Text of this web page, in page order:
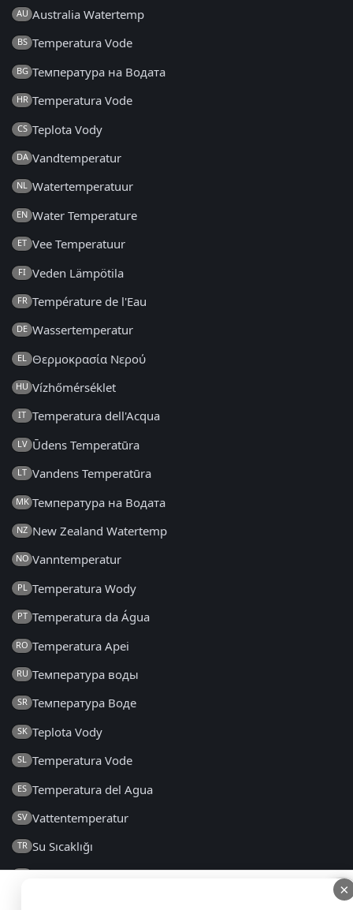
×
AU Australia Watertemp
BS Temperatura Vode
BG Температура на Водата
HR Temperatura Vode
CS Teplota Vody
DA Vandtemperatur
NL Watertemperatuur
EN Water Temperature
ET Vee Temperatuur
FI Veden Lämpötila
FR Température de l'Eau
DE Wassertemperatur
EL Θερμοκρασία Νερού
HU Vízhőmérséklet
IT Temperatura dell'Acqua
LV Ūdens Temperatūra
LT Vandens Temperatūra
MK Температура на Водата
NZ New Zealand Watertemp
NO Vanntemperatur
PL Temperatura Wody
PT Temperatura da Água
RO Temperatura Apei
RU Температура воды
SR Температура Воде
SK Teplota Vody
SL Temperatura Vode
ES Temperatura del Agua
SV Vattentemperatur
TR Su Sıcaklığı
UK Температура Води
×